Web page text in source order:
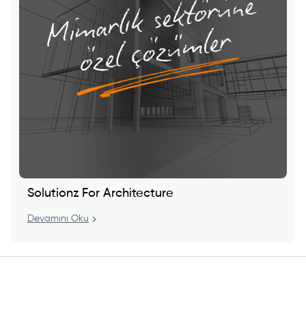
Solutionz For Architecture
Devamını Oku